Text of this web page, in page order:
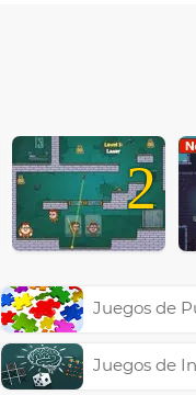
2
Juegos de
Juegos de